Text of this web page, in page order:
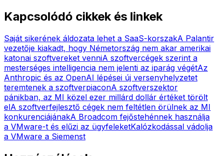
Kapcsolódó cikkek és linkek
Saját sikerének áldozata lehet a SaaS-korszakA Palantir
vezetője kiakadt, hogy Németország nem akar amerikai
katonai szoftvereket venniA szoftvercégek szerint a
mesterséges intelligencia nem jelenti az iparág végétAz
Anthropic és az OpenAI lépései új versenyhelyzetet
teremtenek a szoftverpiaconA szoftverszektor
pánikban, az MI közel ezer millárd dollár értéket törölt
elA szoftverfejlesztő cégek nem feltétlen örülnek az MI
konkurenciájánakA Broadcom fejőstehénnek használja
a VMware-t és elűzi az ügyfeleketKalózkodással vádolja
a VMware a Siemenst